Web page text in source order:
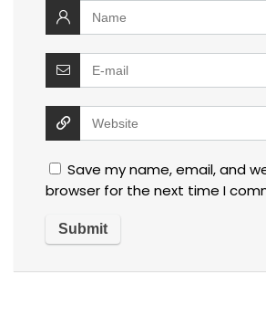
Save my name, email, and
browser for the next time I